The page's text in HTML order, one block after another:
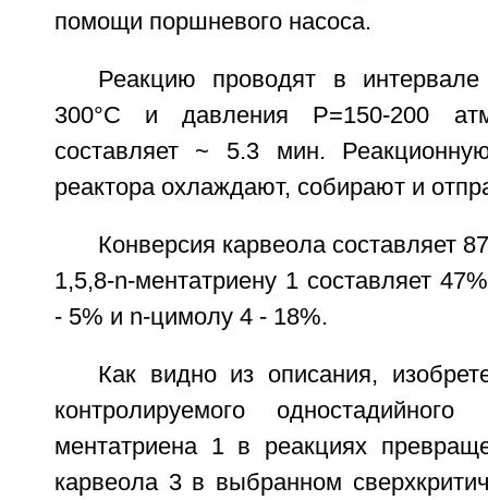
помощи поршневого насоса.
Реакцию проводят в интервале
300°C и давления P=150-200
составляет ~ 5.3 мин.
реактора охлаждают, собирают и
Конверсия карвеола составляет
1,5,8-n-ментатриену 1 составляет
- 5% и n-цимолу 4 - 18%.
Как видно из описания,
контролируемого
ментатриена 1 в реакциях
карвеола 3 в выбранном